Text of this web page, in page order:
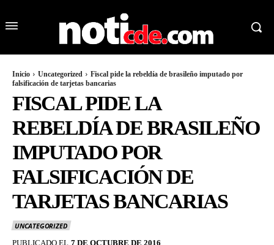
Inicio Uncategorized
Fiscal pide la rebeldía de brasileño imputado por
falsificación de tarjetas bancarias
FISCAL PIDE LA
REBELDÍA DE BRASILEÑO
IMPUTADO POR
FALSIFICACIÓN DE
TARJETAS BANCARIAS
UNCATEGORIZED
PUBLICADO EL 7 DE OCTUBRE DE 2016